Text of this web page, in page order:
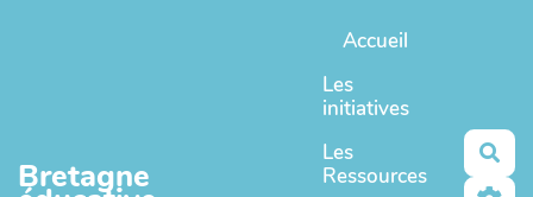
Bretagne
Accueil
Les
initiatives
Les
Ressources